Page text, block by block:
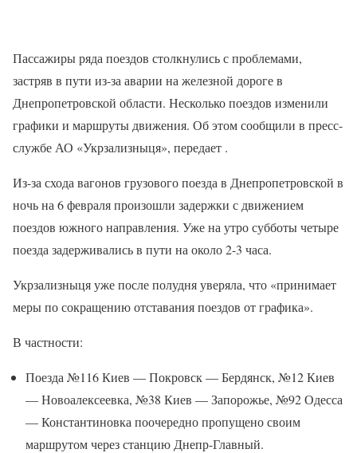
Пассажиры ряда поездов столкнулись с проблемами,
застряв в пути из-за аварии на железной дороге в
Днепропетровской области. Несколько поездов изменили
графики и маршруты движения. Об этом сообщили в пресс-
службе АО «Укрзализныця», передает .
Из-за схода вагонов грузового поезда в Днепропетровской в
ночь на 6 февраля произошли задержки с движением
поездов южного направления. Уже на утро субботы четыре
поезда задерживались в пути на около 2-3 часа.
Укрзализныця уже после полудня уверяла, что «принимает
меры по сокращению отставания поездов от графика».
В частности:
Поезда №116 Киев — Покровск — Бердянск, №12 Киев
— Новоалексеевка, №38 Киев — Запорожье, №92 Одесса
— Константиновка поочередно пропущено своим
маршрутом через станцию Днепр-Главный.